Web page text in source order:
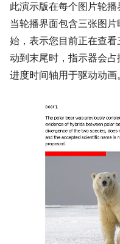
此演示版在每个图片轮播
当轮播界面包含三张图
始，表示您目前正在查
动到末尾时，指示器会
进度时间轴用于驱动动画。